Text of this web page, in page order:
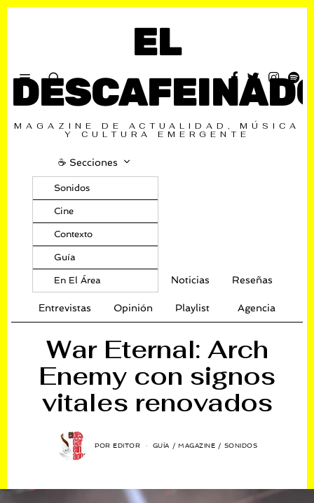
EL
MAGAZINE DE ACTUALIDAD, MÚSICA
Y CULTURA EMERGENTE
☕️ Secciones
Sonidos
Cine
Contexto
Guía
En El Área Noticias Reseñas
Entrevistas Opinión Playlist Agencia
War Eternal: Arch
Enemy con signos
vitales renovados
POR EDITOR GUÍA / MAGAZINE / SONIDOS